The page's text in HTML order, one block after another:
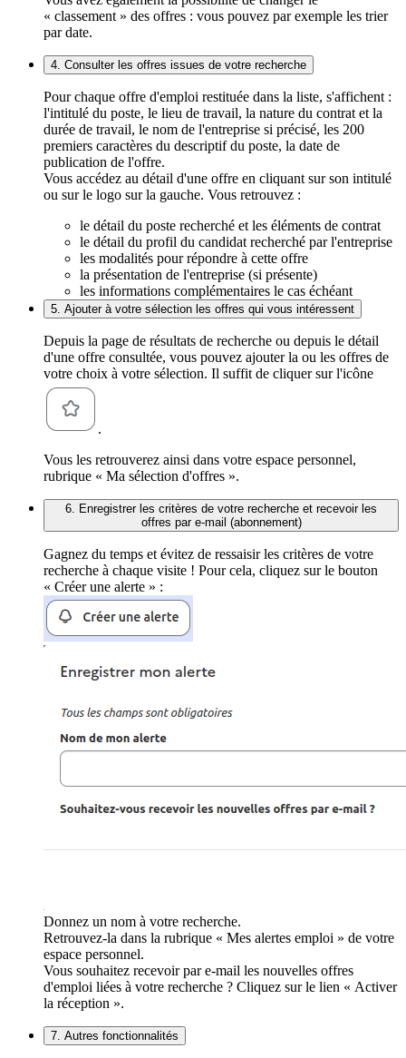
« classement » des offres : vous pouvez par exemple les trier
par date.
4. Consulter les offres issues de votre recherche
Pour chaque offre d'emploi restituée dans la liste, s'affichent :
l'intitulé du poste, le lieu de travail, la nature du contrat et la
durée de travail, le nom de l'entreprise si précisé, les 200
premiers caractères du descriptif du poste, la date de
publication de l'offre.
Vous accédez au détail d'une offre en cliquant sur son intitulé
ou sur le logo sur la gauche. Vous retrouvez :
le détail du poste recherché et les éléments de contrat
le détail du profil du candidat recherché par l'entreprise
les modalités pour répondre à cette offre
la présentation de l'entreprise (si présente)
les informations complémentaires le cas échéant
5. Ajouter à votre sélection les offres qui vous intéressent
Depuis la page de résultats de recherche ou depuis le détail
d'une offre consultée, vous pouvez ajouter la ou les offres de
votre choix à votre sélection. Il suffit de cliquer sur l'icône
.
Vous les retrouverez ainsi dans votre espace personnel,
rubrique « Ma sélection d'offres ».
6. Enregistrer les critères de votre recherche et recevoir les
offres par e-mail (abonnement)
Gagnez du temps et évitez de ressaisir les critères de votre
recherche à chaque visite ! Pour cela, cliquez sur le bouton
« Créer une alerte » :
Donnez un nom à votre recherche.
Retrouvez-la dans la rubrique « Mes alertes emploi » de votre
espace personnel.
Vous souhaitez recevoir par e-mail les nouvelles offres
d'emploi liées à votre recherche ? Cliquez sur le lien « Activer
la réception ».
7. Autres fonctionnalités